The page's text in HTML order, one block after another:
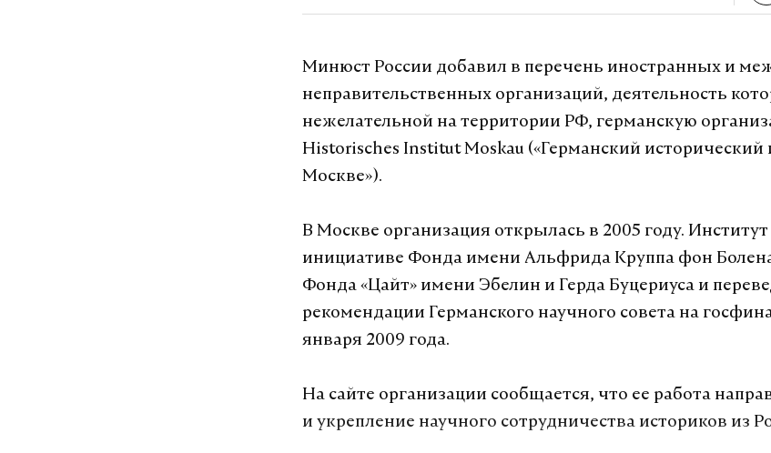
Минюст России добавил в перечень иностранных и
неправительственных организаций, деятельность
нежелательной на территории РФ, германскую
Historisches Institut Moskau («Германский исторический
Москве»).
В Москве организация открылась в 2005 году.
инициативе Фонда имени Альфрида Круппа фон
Фонда «Цайт» имени Эбелин и Герда Буцериуса и
рекомендации Германского научного совета на
января 2009 года.
На сайте организации сообщается, что ее работа
и укрепление научного сотрудничества историков из